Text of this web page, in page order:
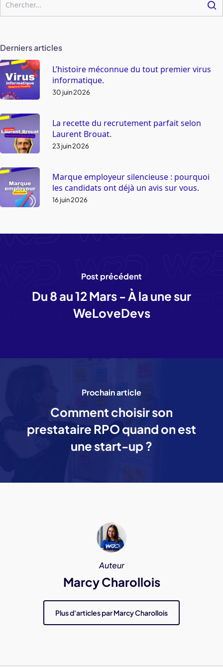
Derniers articles
L’histoire méconnue du tout premier virus
informatique.
30 juin 2026
La recette du recrutement parfait selon
Laurent Brouat.
23 juin 2026
Marque employeur silencieuse : pourquoi
les candidats ont déjà un avis sur vous.
16 juin 2026
Post précédent
Du 8 au 12 Mars - À la une sur
WeLoveDevs
Prochain article
Comment choisir son
prestataire RPO quand on est
une start-up ?
Auteur
Marcy Charollois
Plus d'articles par Marcy Charollois